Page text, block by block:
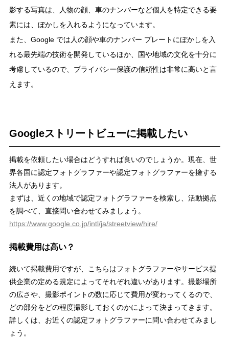
影する写真は、人物の顔、車のナンバーなど個人を特定できる要
素には、ぼかしを入れるようになっています。
また、Google では人の顔や車のナンバー プレートにぼかしを入
れる最先端の技術を開発しているほか、国や地域の文化を十分に
考慮しているので、プライバシー保護の信頼性は非常に高いと言
えます。
Googleストリートビューに掲載したい
掲載を依頼したい場合はどうすれば良いのでしょうか。現在、世
界各国に認定フォトグラファーや認定フォトグラファーを擁する
法人があります。
まずは、近くの地域で認定フォトグラファーを検索し、活動拠点
を調べて、直接問い合わせてみましょう。
https://www.google.co.jp/intl/ja/streetview/hire/
掲載費用は高い？
続いて掲載費用ですが、こちらはフォトグラファーやサービス提
供企業の定める規定によってそれぞれ違いがあります。撮影場所
の広さや、撮影ポイントの数に応じて費用が変わってくるので、
どの部分をどの程度撮影しておくのかによって決まってきます。
詳しくは、お近くの認定フォトグラファーに問い合わせてみまし
ょう。